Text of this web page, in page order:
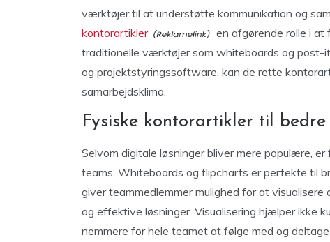
værktøjer til at understøtte kommunikation og
kontorartikler
en afgørende rolle i
traditionelle værktøjer som whiteboards og post-
og projektstyringssoftware, kan de rette
samarbejdsklima.
Fysiske kontorartikler til
Selvom digitale løsninger bliver mere populære,
teams. Whiteboards og flipcharts er perfekte til
giver teammedlemmer mulighed for at
og effektive løsninger. Visualisering hjælper ikke
nemmere for hele teamet at følge med og